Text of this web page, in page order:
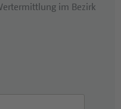
im Bezirk